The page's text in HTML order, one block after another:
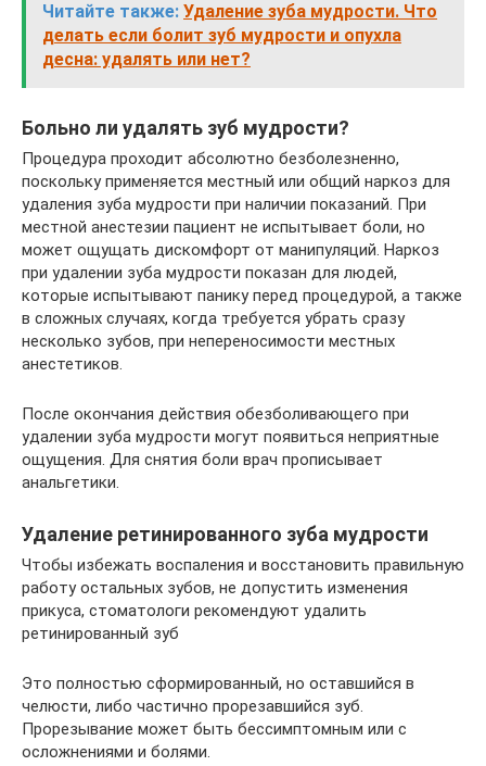
Читайте также: Удаление зуба мудрости. Что
делать если болит зуб мудрости и опухла
десна: удалять или нет?
Больно ли удалять зуб мудрости?
Процедура проходит абсолютно безболезненно,
поскольку применяется местный или общий наркоз для
удаления зуба мудрости при наличии показаний. При
местной анестезии пациент не испытывает боли, но
может ощущать дискомфорт от манипуляций. Наркоз
при удалении зуба мудрости показан для людей,
которые испытывают панику перед процедурой, а также
в сложных случаях, когда требуется убрать сразу
несколько зубов, при непереносимости местных
анестетиков.
После окончания действия обезболивающего при
удалении зуба мудрости могут появиться неприятные
ощущения. Для снятия боли врач прописывает
анальгетики.
Удаление ретинированного зуба мудрости
Чтобы избежать воспаления и восстановить правильную
работу остальных зубов, не допустить изменения
прикуса, стоматологи рекомендуют удалить
ретинированный зуб
Это полностью сформированный, но оставшийся в
челюсти, либо частично прорезавшийся зуб.
Прорезывание может быть бессимптомным или с
осложнениями и болями.